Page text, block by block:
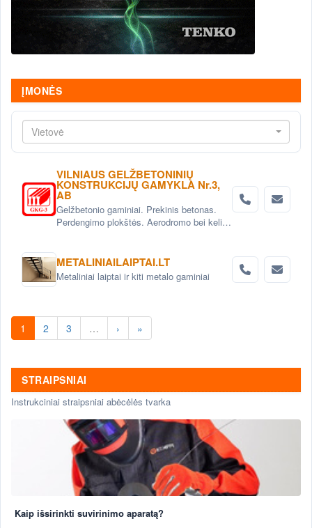
ĮMONĖS
Vietovė
VILNIAUS GELŽBETONINIŲ
KONSTRUKCIJŲ GAMYKLA Nr.3,
AB
Gelžbetonio gaminiai. Prekinis betonas.
Perdengimo plokštės. Aerodromo bei kelio
METALINIAILAIPTAI.LT
Metaliniai laiptai ir kiti metalo gaminiai
1 2 3 … › »
STRAIPSNIAI
Instrukciniai straipsniai abėcėlės tvarka
Kaip išsirinkti suvirinimo aparatą?